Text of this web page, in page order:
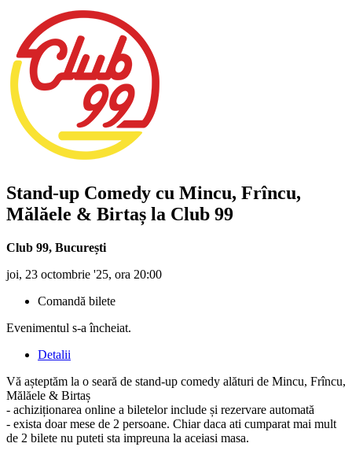
Stand-up Comedy cu Mincu, Frîncu,
Mălăele & Birtaș la Club 99
Club 99, București
joi, 23 octombrie '25, ora 20:00
Comandă bilete
Evenimentul s-a încheiat.
Detalii
Vă așteptăm la o seară de stand-up comedy alături de Mincu, Frîncu,
Mălăele & Birtaș
- achiziționarea online a biletelor include și rezervare automată
- exista doar mese de 2 persoane. Chiar daca ati cumparat mai mult
de 2 bilete nu puteti sta impreuna la aceiasi masa.